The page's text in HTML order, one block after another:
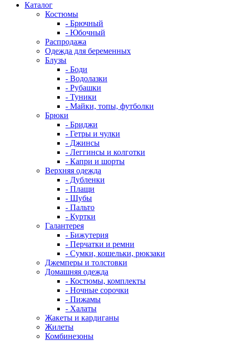
Каталог
Костюмы
- Брючный
- Юбочный
Распродажа
Одежда для беременных
Блузы
- Боди
- Водолазки
- Рубашки
- Туники
- Майки, топы, футболки
Брюки
- Бриджи
- Гетры и чулки
- Джинсы
- Леггинсы и колготки
- Капри и шорты
Верхняя одежда
- Дубленки
- Плащи
- Шубы
- Пальто
- Куртки
Галантерея
- Бижутерия
- Перчатки и ремни
- Сумки, кошельки, рюкзаки
Джемперы и толстовки
Домашняя одежда
- Костюмы, комплекты
- Ночные сорочки
- Пижамы
- Халаты
Жакеты и кардиганы
Жилеты
Комбинезоны